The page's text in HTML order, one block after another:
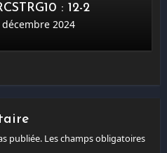
: 12-2
décembre 2024
publiée. Les champs obligatoires